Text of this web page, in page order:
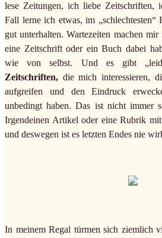
lese Zeitungen, ich liebe Zeitschriften,
Fall lerne ich etwas, im
gut unterhalten. Wartezeiten machen
eine Zeitschrift oder ein Buch dabei
wie von selbst. Und es gibt
Zeitschriften, die mich interessieren,
aufgreifen und den Eindruck
unbedingt haben. Das ist nicht immer
Irgendeinen Artikel oder eine Rubrik
und deswegen ist es letzten Endes nie
In meinem Regal türmen sich ziemlich